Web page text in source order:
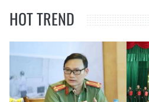
HOT TREND